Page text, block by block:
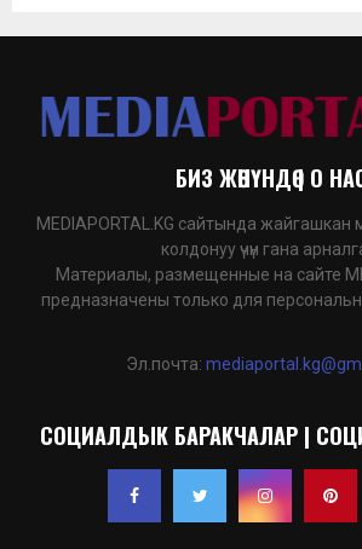
БИЗ ЖӨНҮНДӨ | О
MEDIAPORTAL.KG сайтында
колдонуу үчүн гана
Материалы, размещенные на сайте
предназначены только для
Эл.почта:
СОЦИАЛДЫК БАРАКЧАЛАР |